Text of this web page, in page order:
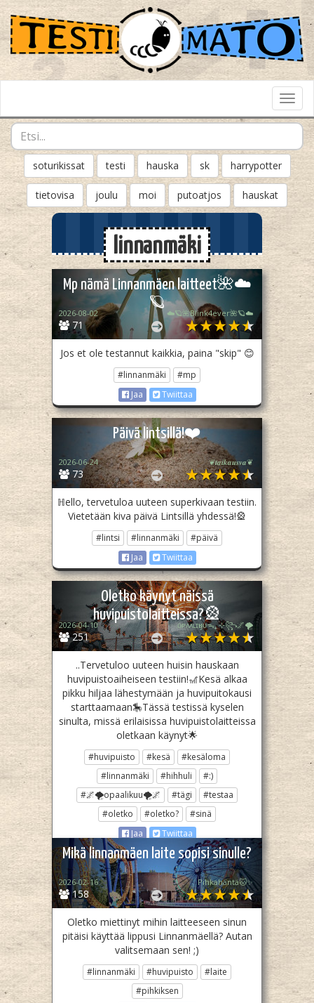
soturikissat testi hauska sk harrypotter
tietovisa joulu moi putoatjos hauskat
linnanmäki
Mp nämä Linnanmäen laitteet🌺☁️
🪐
71
2026-08-02 ☁️🪐🌺Blink4ever🌺🪐☁️
Jos et ole testannut kaikkia, paina "skip" 😊
#linnanmäki
#mp
Jaa
Twiittaa
Päivä lintsillä!❤️
73
2026-06-24 ❦︎𝒕𝒂𝒊𝒌𝒂𝒖𝒔𝒗𝒂❦︎
ℍello, tervetuloa uuteen superkivaan testiin.
Vietetään kiva päivä Lintsillä yhdessä!🎡
#lintsi #linnanmäki
#päivä
Jaa
Twiittaa
Oletko käynyt näissä
huvipuistolaitteissa?🎡
251
2026-04-10 ᴏᴘᴀᴀʟɪӄᴜᴜᯓ₊ ⊹꧂🌌🌪
..Tervetuloo uuteen huisin hauskaan
huvipuistoaiheiseen testiin!🎢Kesä alkaa
pikku hiljaa lähestymään ja huvipuitokausi
starttaamaan🎠Tässä testissä kyselen
sinulta, missä erilaisissa huvipuistolaitteissa
oletkaan käynyt🌟
#huvipuisto #kesä
#kesäloma
#linnanmäki
#hihhuli
#:)
#🌌🌪opaalikuu🌪🌌
#tägi
#testaa
#oletko
#oletko?
#sinä
Jaa
Twiittaa
Mikä linnanmäen laite sopisi sinulle?
158
2026-02-16 Pihkahäntä🐱✨
Oletko miettinyt mihin laitteeseen sinun
pitäisi käyttää lippusi Linnanmäellä? Autan
valitsemaan sen! ;)
#linnanmäki #huvipuisto
#laite
#pihkiksen